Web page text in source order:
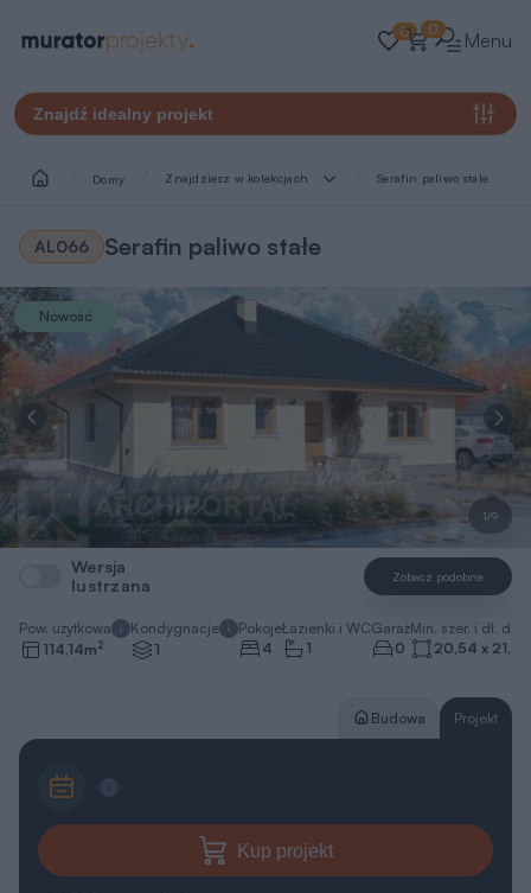
0 0 Menu
Znajdź idealny projekt
Domy Znajdziesz w kolekcjach Serafin paliwo stałe
AL066 Serafin paliwo stałe
1/9
Nowość
Wersja
lustrzana
Zobacz podobne
Pow. użytkowa
114,14m2
Kondygnacje
1
Pokoje
4
Łazienki i WC
1
Garaż
0
Min. szer. i dł.
20,54 x 21,54
Budowa Projekt
Kup projekt